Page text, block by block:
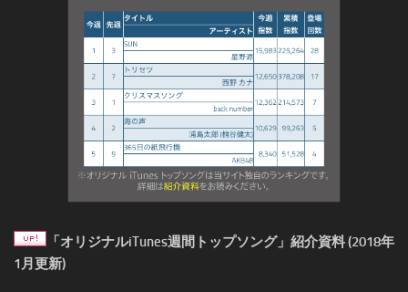
「オリジナルiTunes週間トップソング」紹介資料 (2018年
1月更新)